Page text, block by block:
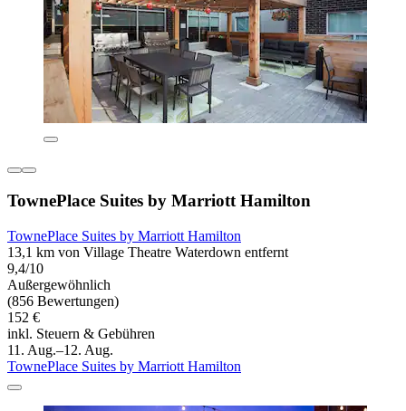
TownePlace Suites by Marriott Hamilton
TownePlace Suites by Marriott Hamilton
13,1 km von Village Theatre Waterdown entfernt
9,4/10
Außergewöhnlich
(856 Bewertungen)
152 €
inkl. Steuern & Gebühren
11. Aug.–12. Aug.
TownePlace Suites by Marriott Hamilton